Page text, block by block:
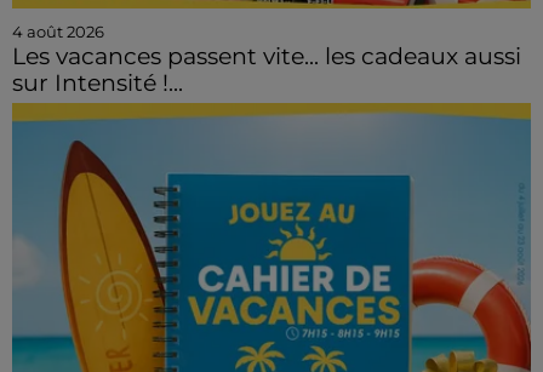
4 août 2026
Les vacances passent vite... les cadeaux aussi
sur Intensité !...